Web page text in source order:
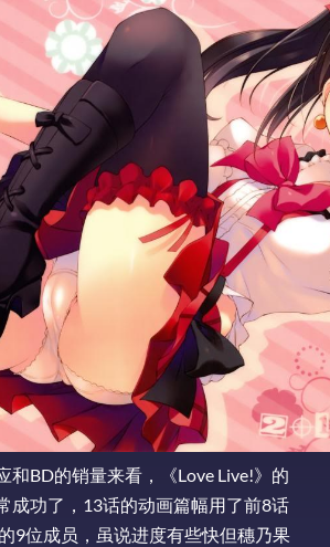
和BD的销量来看，《Love Live!》的
成功了，13话的动画篇幅用了前8话
9位成员，虽说进度有些快但穗乃果